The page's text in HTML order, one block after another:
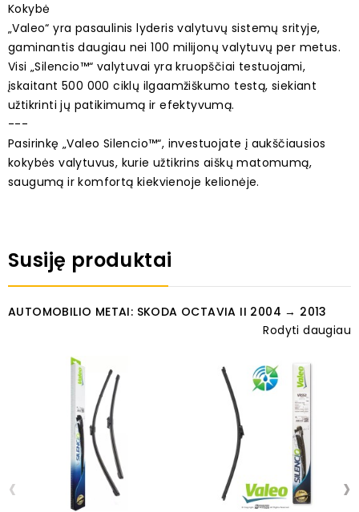
Kokybė
„Valeo“ yra pasaulinis lyderis valytuvų sistemų srityje,
gaminantis daugiau nei 100 milijonų valytuvų per metus.
Visi „Silencio™“ valytuvai yra kruopščiai testuojami,
įskaitant 500 000 ciklų ilgaamžiškumo testą, siekiant
užtikrinti jų patikimumą ir efektyvumą.
---
Pasirinkę „Valeo Silencio™“, investuojate į aukščiausios
kokybės valytuvus, kurie užtikrins aiškų matomumą,
saugumą ir komfortą kiekvienoje kelionėje.
Susiję produktai
AUTOMOBILIO METAI: SKODA OCTAVIA II 2004 → 2013
Rodyti daugiau
‹ ›